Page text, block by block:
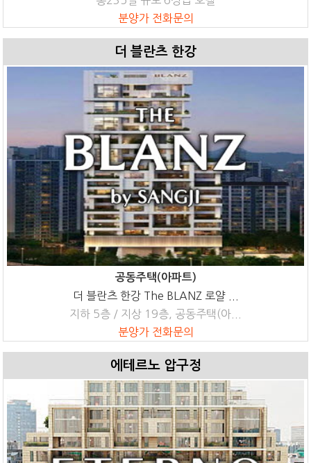
분양가 전화문의
더 블란츠 한강
공동주택(아파트)
더 블란츠 한강 The BLANZ 로얄 ...
지하 5층 / 지상 19층, 공동주택(아...
분양가 전화문의
에테르노 압구정